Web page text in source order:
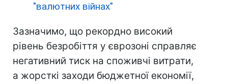
"валютних війнах"
Зазначимо, що рекордно високий
рівень безробіття у єврозоні справляє
негативний тиск на споживчі витрати,
а жорсткі заходи бюджетної економії,